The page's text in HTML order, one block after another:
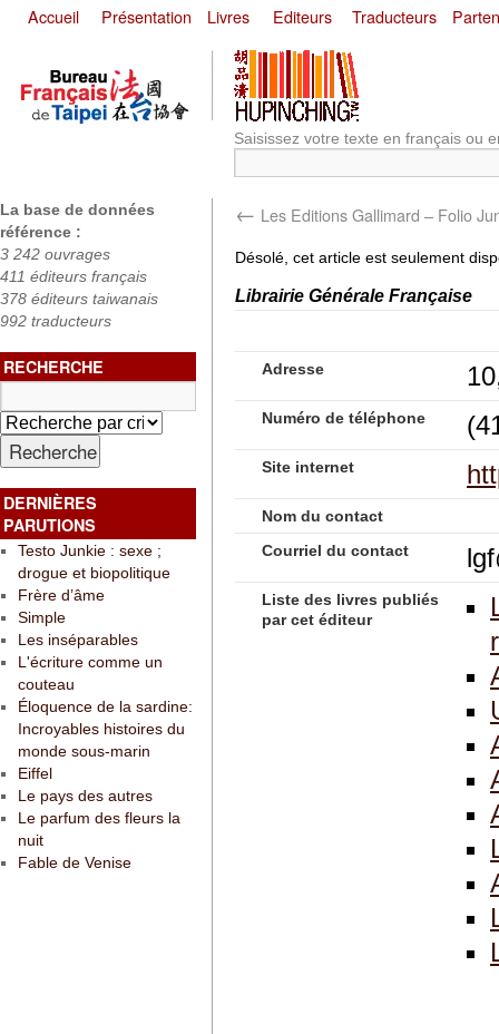
Accueil Présentation Livres Editeurs Traducteurs
Saisissez votre texte en français ou
La base de données
référence :
3 242 ouvrages
411 éditeurs français
378 éditeurs taiwanais
992 traducteurs
RECHERCHE
DERNIÈRES
PARUTIONS
Testo Junkie : sexe ;
drogue et biopolitique
Frère d’âme
Simple
Les inséparables
L'écriture comme un
couteau
Éloquence de la sardine:
Incroyables histoires du
monde sous-marin
Eiffel
Le pays des autres
Le parfum des fleurs la
nuit
Fable de Venise
← Les Editions Gallimard – Folio
Désolé, cet article est seulement
Librairie Générale Française
Adresse
Numéro de téléphone
Site internet
Nom du contact
Courriel du contact
Liste des livres publiés
par cet éditeur